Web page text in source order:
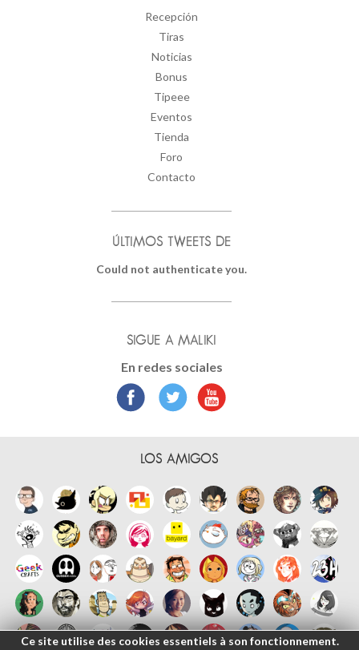
Recepción
Tiras
Noticias
Bonus
Tipeee
Eventos
Tienda
Foro
Contacto
ÚLTIMOS TWEETS DE
Could not authenticate you.
SIGUE A MALIKI
En redes sociales
LOS AMIGOS
Ce site utilise des cookies essentiels à son fonctionnement.